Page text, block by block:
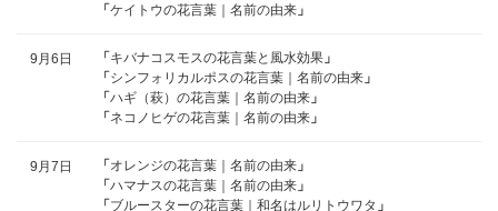
「 ケイトウの花言葉｜名前の由来 」
9月6日 「 キバナコスモスの花言葉と風水効果 」
「 シンフォリカルポスの花言葉｜名前の由来 」
「 ハギ（萩）の花言葉｜名前の由来 」
「 ネコノヒゲの花言葉｜名前の由来 」
9月7日 「 オレンジの花言葉｜名前の由来 」
「 ハマナスの花言葉｜名前の由来 」
「 ブルースターの花言葉｜和名はルリトウワタ 」